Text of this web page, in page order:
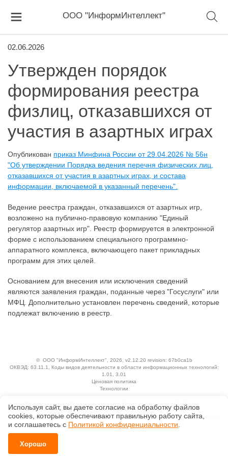
ООО "ИнформИнтеллект"
02.06.2026
Утвержден порядок
формирования реестра
физлиц, отказавшихся от
участия в азартных играх
Опубликован приказ Минфина России от 29.04.2026 № 56н
"Об утверждении Порядка ведения перечня физических лиц,
отказавшихся от участия в азартных играх, и состава
информации, включаемой в указанный перечень".
Ведение реестра граждан, отказавшихся от азартных игр,
возложено на публично-правовую компанию "Единый
регулятор азартных игр". Реестр формируется в электронной
форме с использованием специального программно-
аппаратного комплекса, включающего пакет прикладных
программ для этих целей.
Основанием для внесения или исключения сведений
являются заявления граждан, поданные через "Госуслуги" или
МФЦ. Дополнительно установлен перечень сведений, которые
подлежат включению в реестр.
© ООО "ИнформИнтеллект" , 2026, v2.12.20 revision: 67b0ca1b
ОКВЭД: 63.11.1, Коды видов деятельности в области информационных технологий:
1.01, 3.01
Ценовая политика
Технологии
Положение по обработке и защите персональных данных
Справка о регистрации продуктов АО «Кодекс» в Реестре российского программного
обеспечения
Используя сайт, вы даете согласие на обработку файлов
сооkiеs, которые обеспечивают правильную работу сайта,
и соглашаетесь с Политикой конфиденциальности
Хорошо